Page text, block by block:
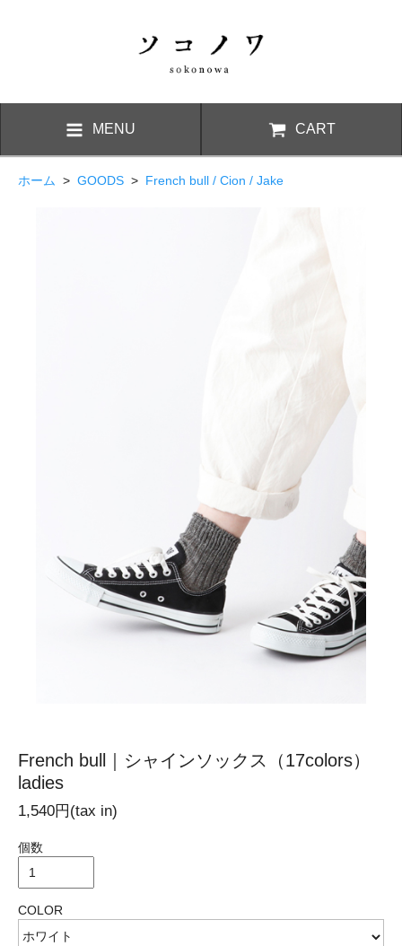
MENU CART
ホーム > GOODS > French bull / Cion / Jake
French bull｜シャインソックス（17colors）
ladies
1,540円(tax in)
個数
COLOR